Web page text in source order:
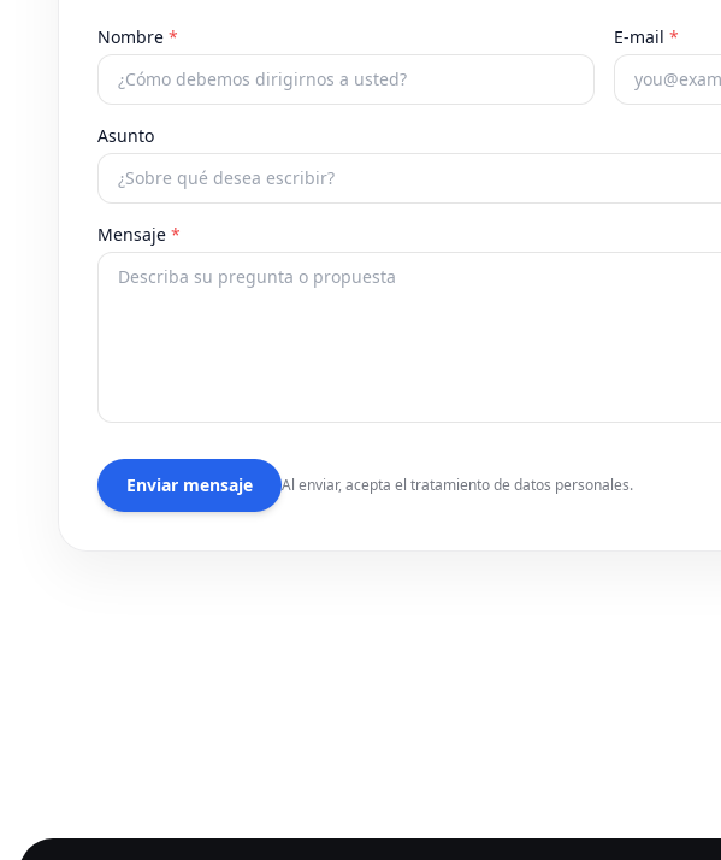
Nombre * E-mail *
Asunto
Mensaje *
Enviar mensaje Al enviar, acepta el tratamiento de datos personales.